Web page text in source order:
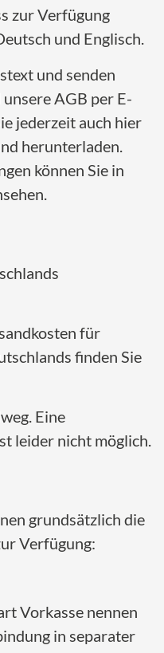
zur Verfügung
und Englisch.
und senden
AGB per E-
jederzeit auch hier
herunterladen.
können Sie in
für
finden Sie
Eine
leider nicht möglich.
grundsätzlich die
Verfügung:
Vorkasse nennen
in separater